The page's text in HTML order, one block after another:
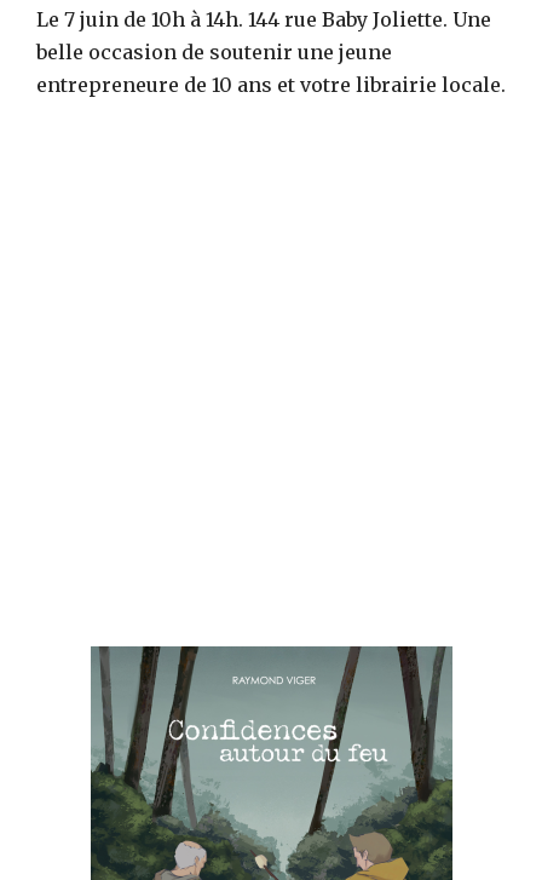
Le 7 juin de 10h à 14h. 144 rue Baby Joliette. Une
belle occasion de soutenir une jeune
entrepreneure de 10 ans et votre librairie locale.